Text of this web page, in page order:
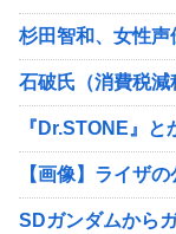
杉田智和、女性
石破氏（消費税
『Dr.STONE』
【画像】ライザ
SDガンダムから